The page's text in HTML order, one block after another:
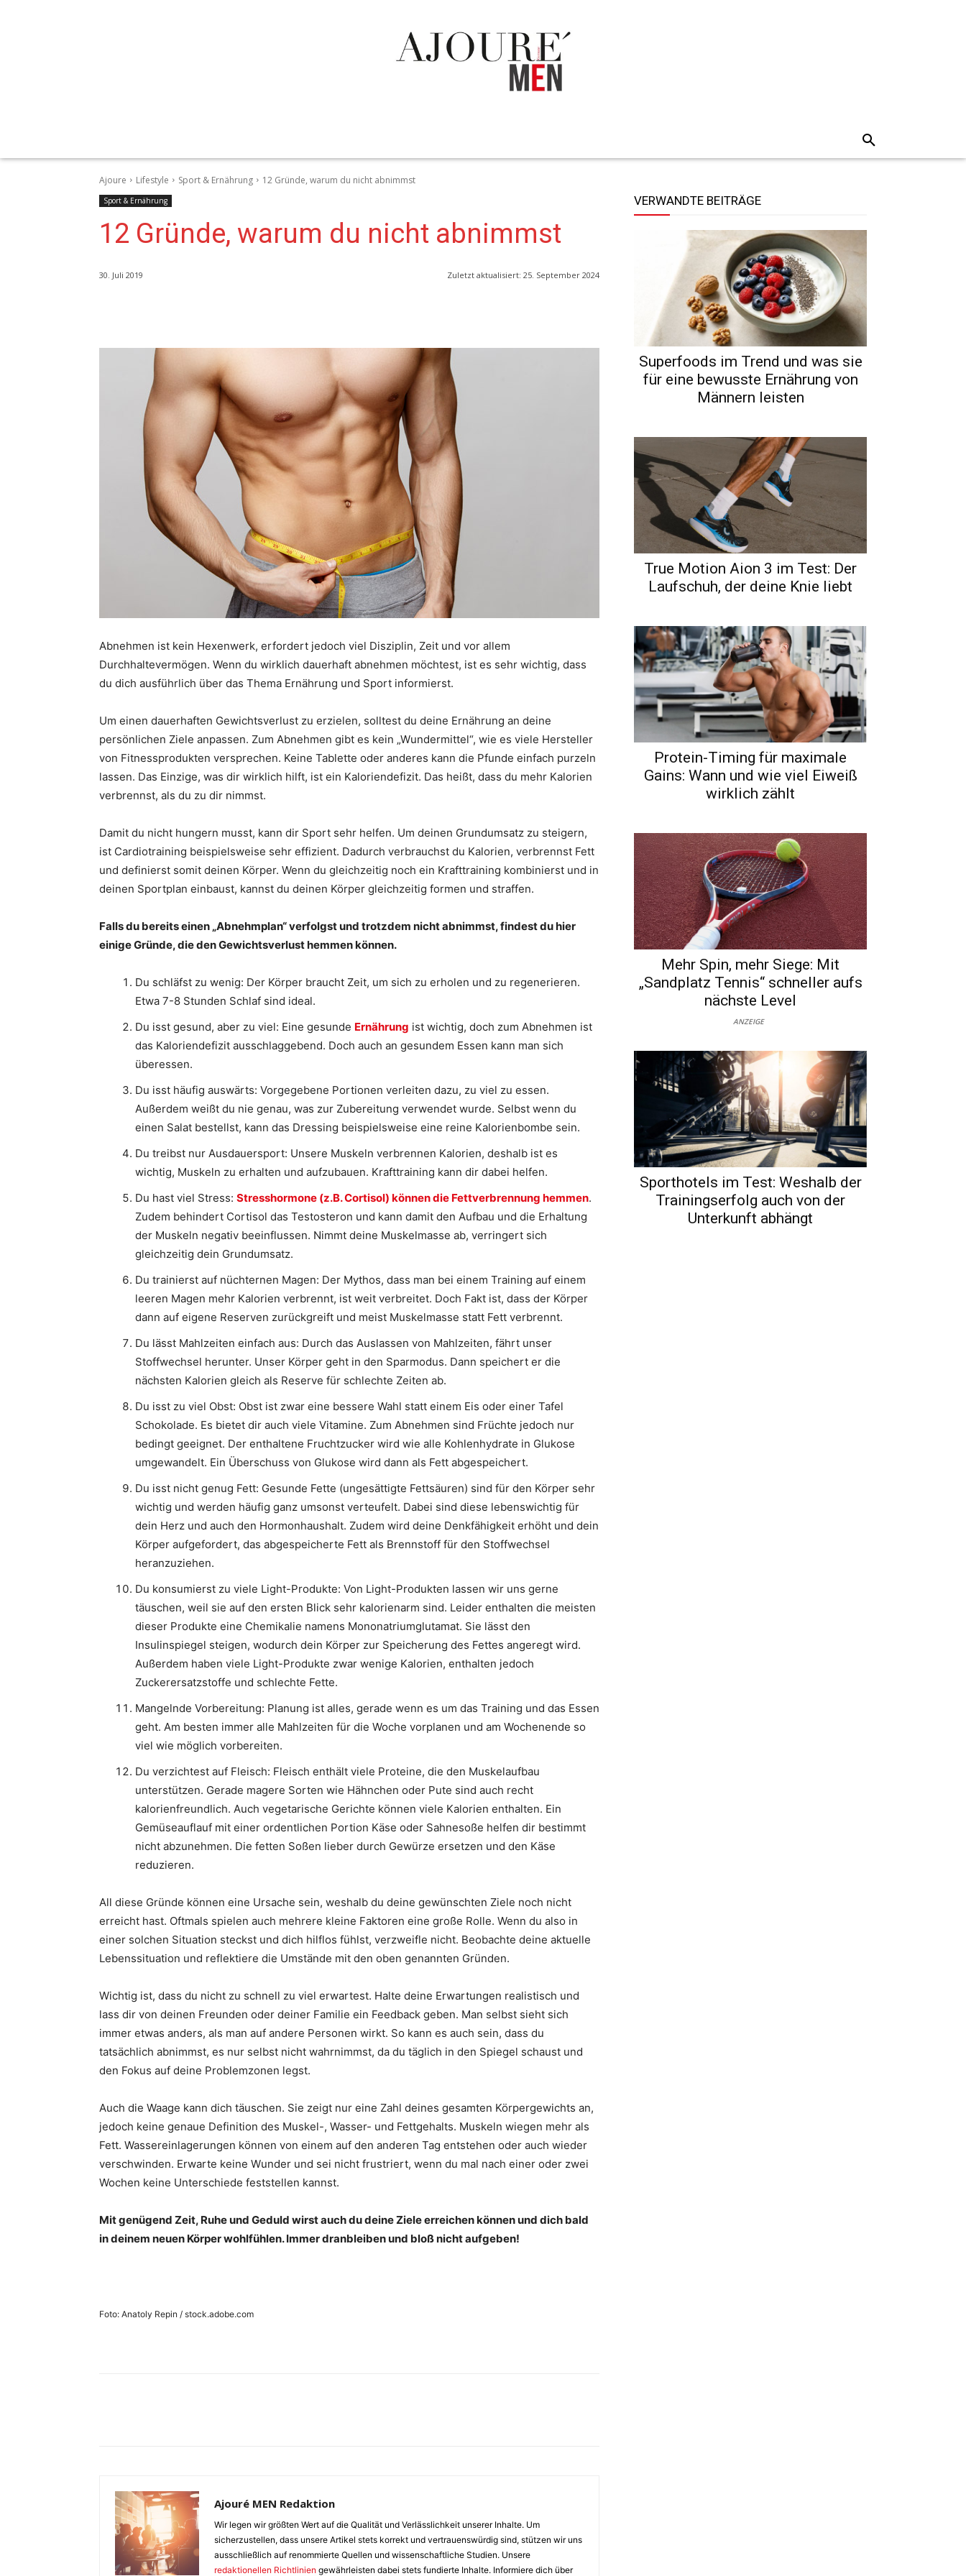
Ajoure Lifestyle Sport & Ernährung 12 Gründe, warum du nicht abnimmst
Sport & Ernährung
12 Gründe, warum du nicht abnimmst
30. Juli 2019 Zuletzt aktualisiert: 25. September 2024
Abnehmen ist kein Hexenwerk, erfordert jedoch viel Disziplin, Zeit und vor allem
Durchhaltevermögen. Wenn du wirklich dauerhaft abnehmen möchtest, ist es sehr wichtig, dass
du dich ausführlich über das Thema Ernährung und Sport informierst.
Um einen dauerhaften Gewichtsverlust zu erzielen, solltest du deine Ernährung an deine
persönlichen Ziele anpassen. Zum Abnehmen gibt es kein „Wundermittel“, wie es viele Hersteller
von Fitnessprodukten versprechen. Keine Tablette oder anderes kann die Pfunde einfach purzeln
lassen. Das Einzige, was dir wirklich hilft, ist ein Kaloriendefizit. Das heißt, dass du mehr Kalorien
verbrennst, als du zu dir nimmst.
Damit du nicht hungern musst, kann dir Sport sehr helfen. Um deinen Grundumsatz zu steigern,
ist Cardiotraining beispielsweise sehr effizient. Dadurch verbrauchst du Kalorien, verbrennst Fett
und definierst somit deinen Körper. Wenn du gleichzeitig noch ein Krafttraining kombinierst und in
deinen Sportplan einbaust, kannst du deinen Körper gleichzeitig formen und straffen.
Falls du bereits einen „Abnehmplan“ verfolgst und trotzdem nicht abnimmst, findest du hier
einige Gründe, die den Gewichtsverlust hemmen können.
Du schläfst zu wenig: Der Körper braucht Zeit, um sich zu erholen und zu regenerieren.
Etwa 7-8 Stunden Schlaf sind ideal.
Du isst gesund, aber zu viel: Eine gesunde Ernährung ist wichtig, doch zum Abnehmen ist
das Kaloriendefizit ausschlaggebend. Doch auch an gesundem Essen kann man sich
überessen.
Du isst häufig auswärts: Vorgegebene Portionen verleiten dazu, zu viel zu essen.
Außerdem weißt du nie genau, was zur Zubereitung verwendet wurde. Selbst wenn du
einen Salat bestellst, kann das Dressing beispielsweise eine reine Kalorienbombe sein.
Du treibst nur Ausdauersport: Unsere Muskeln verbrennen Kalorien, deshalb ist es
wichtig, Muskeln zu erhalten und aufzubauen. Krafttraining kann dir dabei helfen.
Du hast viel Stress: Stresshormone (z.B. Cortisol) können die Fettverbrennung hemmen.
Zudem behindert Cortisol das Testosteron und kann damit den Aufbau und die Erhaltung
der Muskeln negativ beeinflussen. Nimmt deine Muskelmasse ab, verringert sich
gleichzeitig dein Grundumsatz.
Du trainierst auf nüchternen Magen: Der Mythos, dass man bei einem Training auf einem
leeren Magen mehr Kalorien verbrennt, ist weit verbreitet. Doch Fakt ist, dass der Körper
dann auf eigene Reserven zurückgreift und meist Muskelmasse statt Fett verbrennt.
Du lässt Mahlzeiten einfach aus: Durch das Auslassen von Mahlzeiten, fährt unser
Stoffwechsel herunter. Unser Körper geht in den Sparmodus. Dann speichert er die
nächsten Kalorien gleich als Reserve für schlechte Zeiten ab.
Du isst zu viel Obst: Obst ist zwar eine bessere Wahl statt einem Eis oder einer Tafel
Schokolade. Es bietet dir auch viele Vitamine. Zum Abnehmen sind Früchte jedoch nur
bedingt geeignet. Der enthaltene Fruchtzucker wird wie alle Kohlenhydrate in Glukose
umgewandelt. Ein Überschuss von Glukose wird dann als Fett abgespeichert.
Du isst nicht genug Fett: Gesunde Fette (ungesättigte Fettsäuren) sind für den Körper sehr
wichtig und werden häufig ganz umsonst verteufelt. Dabei sind diese lebenswichtig für
dein Herz und auch den Hormonhaushalt. Zudem wird deine Denkfähigkeit erhöht und dein
Körper aufgefordert, das abgespeicherte Fett als Brennstoff für den Stoffwechsel
heranzuziehen.
Du konsumierst zu viele Light-Produkte: Von Light-Produkten lassen wir uns gerne
täuschen, weil sie auf den ersten Blick sehr kalorienarm sind. Leider enthalten die meisten
dieser Produkte eine Chemikalie namens Mononatriumglutamat. Sie lässt den
Insulinspiegel steigen, wodurch dein Körper zur Speicherung des Fettes angeregt wird.
Außerdem haben viele Light-Produkte zwar wenige Kalorien, enthalten jedoch
Zuckerersatzstoffe und schlechte Fette.
Mangelnde Vorbereitung: Planung ist alles, gerade wenn es um das Training und das Essen
geht. Am besten immer alle Mahlzeiten für die Woche vorplanen und am Wochenende so
viel wie möglich vorbereiten.
Du verzichtest auf Fleisch: Fleisch enthält viele Proteine, die den Muskelaufbau
unterstützen. Gerade magere Sorten wie Hähnchen oder Pute sind auch recht
kalorienfreundlich. Auch vegetarische Gerichte können viele Kalorien enthalten. Ein
Gemüseauflauf mit einer ordentlichen Portion Käse oder Sahnesoße helfen dir bestimmt
nicht abzunehmen. Die fetten Soßen lieber durch Gewürze ersetzen und den Käse
reduzieren.
All diese Gründe können eine Ursache sein, weshalb du deine gewünschten Ziele noch nicht
erreicht hast. Oftmals spielen auch mehrere kleine Faktoren eine große Rolle. Wenn du also in
einer solchen Situation steckst und dich hilflos fühlst, verzweifle nicht. Beobachte deine aktuelle
Lebenssituation und reflektiere die Umstände mit den oben genannten Gründen.
Wichtig ist, dass du nicht zu schnell zu viel erwartest. Halte deine Erwartungen realistisch und
lass dir von deinen Freunden oder deiner Familie ein Feedback geben. Man selbst sieht sich
immer etwas anders, als man auf andere Personen wirkt. So kann es auch sein, dass du
tatsächlich abnimmst, es nur selbst nicht wahrnimmst, da du täglich in den Spiegel schaust und
den Fokus auf deine Problemzonen legst.
Auch die Waage kann dich täuschen. Sie zeigt nur eine Zahl deines gesamten Körpergewichts an,
jedoch keine genaue Definition des Muskel-, Wasser- und Fettgehalts. Muskeln wiegen mehr als
Fett. Wassereinlagerungen können von einem auf den anderen Tag entstehen oder auch wieder
verschwinden. Erwarte keine Wunder und sei nicht frustriert, wenn du mal nach einer oder zwei
Wochen keine Unterschiede feststellen kannst.
Mit genügend Zeit, Ruhe und Geduld wirst auch du deine Ziele erreichen können und dich bald
in deinem neuen Körper wohlfühlen. Immer dranbleiben und bloß nicht aufgeben!
Foto: Anatoly Repin / stock.adobe.com
Ajouré MEN Redaktion
Wir legen wir größten Wert auf die Qualität und Verlässlichkeit unserer Inhalte. Um
sicherzustellen, dass unsere Artikel stets korrekt und vertrauenswürdig sind, stützen wir uns
ausschließlich auf renommierte Quellen und wissenschaftliche Studien. Unsere
redaktionellen Richtlinien gewährleisten dabei stets fundierte Inhalte. Informiere dich über
VERWANDTE BEITRÄGE
Superfoods im Trend und was sie
für eine bewusste Ernährung von
Männern leisten
True Motion Aion 3 im Test: Der
Laufschuh, der deine Knie liebt
Protein-Timing für maximale
Gains: Wann und wie viel Eiweiß
wirklich zählt
Mehr Spin, mehr Siege: Mit
„Sandplatz Tennis“ schneller aufs
nächste Level
ANZEIGE
Sporthotels im Test: Weshalb der
Trainingserfolg auch von der
Unterkunft abhängt